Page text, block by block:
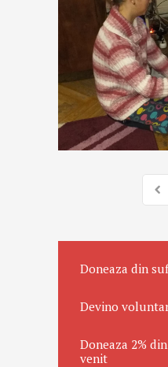
Doneaza din
Devino
Doneaza 2%
venit